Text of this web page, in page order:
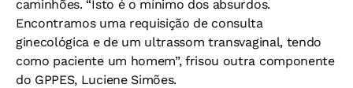
caminhões. “Isto é o mínimo dos absurdos.
Encontramos uma requisição de consulta
ginecológica e de um ultrassom transvaginal, tendo
como paciente um homem”, frisou outra componente
do GPPES, Luciene Simões.